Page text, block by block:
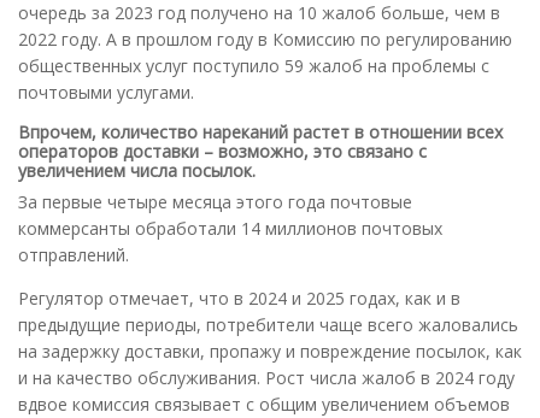
очередь за 2023 год получено на 10 жалоб больше, чем в
2022 году. А в прошлом году в Комиссию по регулированию
общественных услуг поступило 59 жалоб на проблемы с
почтовыми услугами.
Впрочем, количество нареканий растет в отношении всех
операторов доставки – возможно, это связано с
увеличением числа посылок.
За первые четыре месяца этого года почтовые
коммерсанты обработали 14 миллионов почтовых
отправлений.
Регулятор отмечает, что в 2024 и 2025 годах, как и в
предыдущие периоды, потребители чаще всего жаловались
на задержку доставки, пропажу и повреждение посылок, как
и на качество обслуживания. Рост числа жалоб в 2024 году
вдвое комиссия связывает с общим увеличением объемов